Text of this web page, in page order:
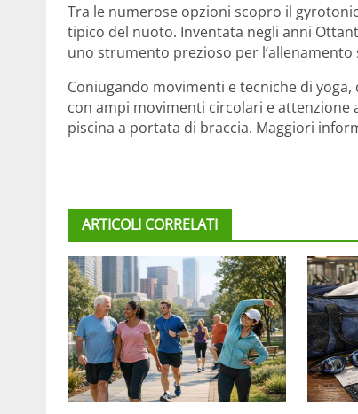
Tra le numerose opzioni scopro il
tipico del nuoto. Inventata negli anni
uno strumento prezioso per
Coniugando movimenti e tecniche di
con ampi movimenti circolari e attenzione
piscina a portata di braccia. Maggiori
ARTICOLI CORRELATI